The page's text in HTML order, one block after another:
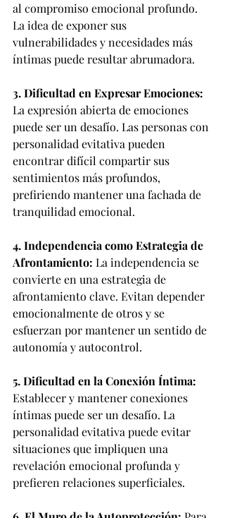
al compromiso emocional profundo.
La idea de exponer sus
vulnerabilidades y necesidades más
íntimas puede resultar abrumadora.
3. Dificultad en Expresar Emociones:
La expresión abierta de emociones
puede ser un desafío. Las personas con
personalidad evitativa pueden
encontrar difícil compartir sus
sentimientos más profundos,
prefiriendo mantener una fachada de
tranquilidad emocional.
4. Independencia como Estrategia de
Afrontamiento: La independencia se
convierte en una estrategia de
afrontamiento clave. Evitan depender
emocionalmente de otros y se
esfuerzan por mantener un sentido de
autonomía y autocontrol.
5. Dificultad en la Conexión Íntima:
Establecer y mantener conexiones
íntimas puede ser un desafío. La
personalidad evitativa puede evitar
situaciones que impliquen una
revelación emocional profunda y
prefieren relaciones superficiales.